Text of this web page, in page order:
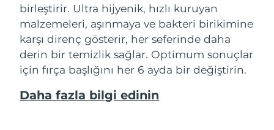
birleştirir. Ultra hijyenik, hızlı kuruyan
malzemeleri, aşınmaya ve bakteri birikimine
karşı direnç gösterir, her seferinde daha
derin bir temizlik sağlar. Optimum sonuçlar
için fırça başlığını her 6 ayda bir değiştirin.
Daha fazla bilgi edinin